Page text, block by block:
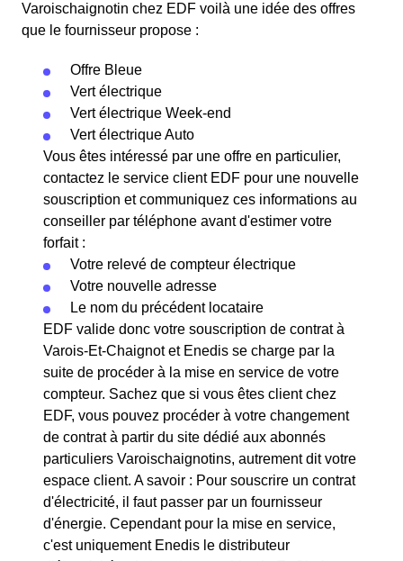
Varoischaignotin chez EDF voilà une idée des offres
que le fournisseur propose :
Offre Bleue
Vert électrique
Vert électrique Week-end
Vert électrique Auto
Vous êtes intéressé par une offre en particulier,
contactez le service client EDF pour une nouvelle
souscription et communiquez ces informations au
conseiller par téléphone avant d'estimer votre
forfait :
Votre relevé de compteur électrique
Votre nouvelle adresse
Le nom du précédent locataire
EDF valide donc votre souscription de contrat à
Varois-Et-Chaignot et Enedis se charge par la
suite de procéder à la mise en service de votre
compteur. Sachez que si vous êtes client chez
EDF, vous pouvez procéder à votre changement
de contrat à partir du site dédié aux abonnés
particuliers Varoischaignotins, autrement dit votre
espace client. A savoir : Pour souscrire un contrat
d'électricité, il faut passer par un fournisseur
d'énergie. Cependant pour la mise en service,
c'est uniquement Enedis le distributeur